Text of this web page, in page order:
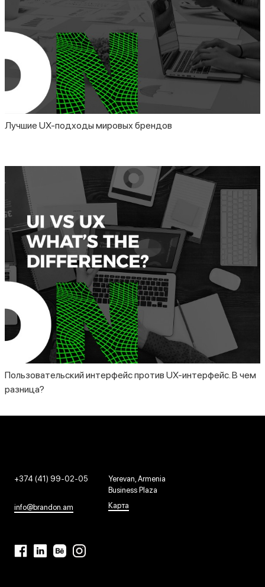
Лучшие UX-подходы мировых брендов
Пользовательский интерфейс против UX-интерфейс. В чем
разница?
+374 (41) 99-02-05
info@brandon.am
Yerevan, Armenia
Business Plaza
Карта